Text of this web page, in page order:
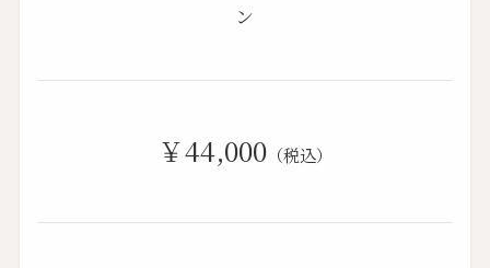
ン
￥44,000（税込）